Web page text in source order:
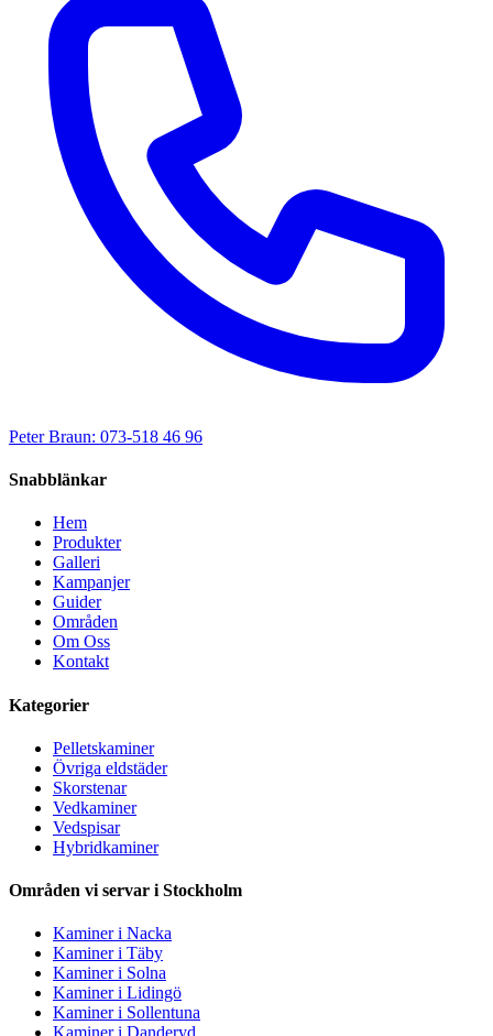
Peter Braun: 073-518 46 96
Snabblänkar
Hem
Produkter
Galleri
Kampanjer
Guider
Områden
Om Oss
Kontakt
Kategorier
Pelletskaminer
Övriga eldstäder
Skorstenar
Vedkaminer
Vedspisar
Hybridkaminer
Områden vi servar i Stockholm
Kaminer i Nacka
Kaminer i Täby
Kaminer i Solna
Kaminer i Lidingö
Kaminer i Sollentuna